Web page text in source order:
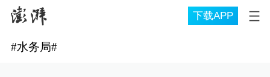
下载APP
#水务局#